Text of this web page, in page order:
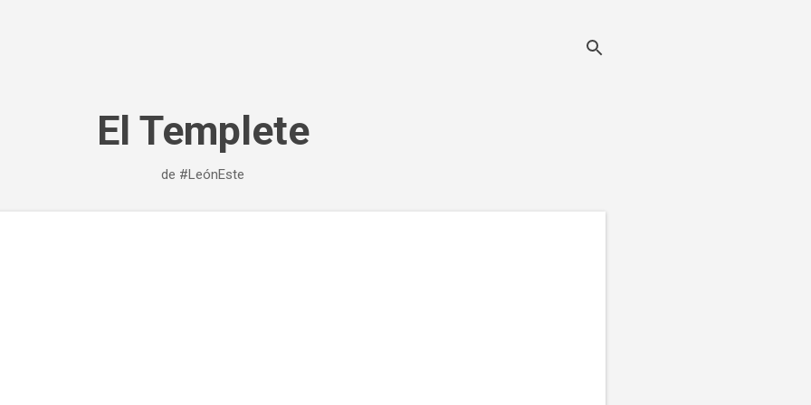
El Templete
de #LeónEste